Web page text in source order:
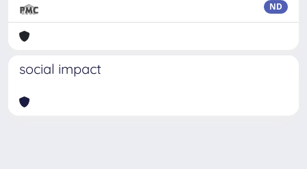
ND
social impact